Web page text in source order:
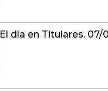
Pérdidas en el sector